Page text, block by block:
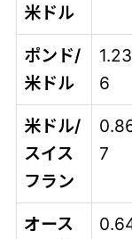
米ドル
ポンド/
米ドル
6
米ドル/
スイス
フラン
7
オース